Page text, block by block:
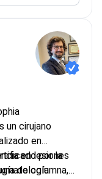
espinal
un cirujano
en
por la
en lesiones
de columna,